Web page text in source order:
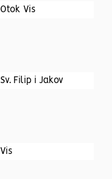
Otok Vis
Sv. Filip i Jakov
Vis